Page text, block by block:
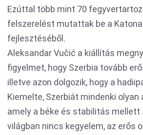
Ezúttal több mint 70
felszerelést mutattak be a
fejlesztéséből.
Aleksandar Vučić a kiállítás
figyelmet, hogy Szerbia tovább
illetve azon dolgozik, hogy a
Kiemelte, Szerbiát mindenki olyan
amely a béke és stabilitás mellett
világban nincs kegyelem, az erős